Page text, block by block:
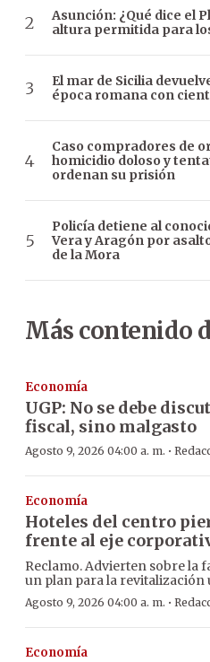
Asunción: ¿Qué dice el
altura permitida para
El mar de Sicilia
época romana con
Caso compradores de
homicidio doloso y
ordenan su prisión
Policía detiene al
Vera y Aragón por
de la Mora
Más contenido
Economía
UGP: No se debe
fiscal, sino malgasto
Agosto 9, 2026 04:00 a. m. ·
Economía
Hoteles del centro
frente al eje
Reclamo. Advierten sobre la
un plan para la revitalización
Agosto 9, 2026 04:00 a. m. ·
Economía